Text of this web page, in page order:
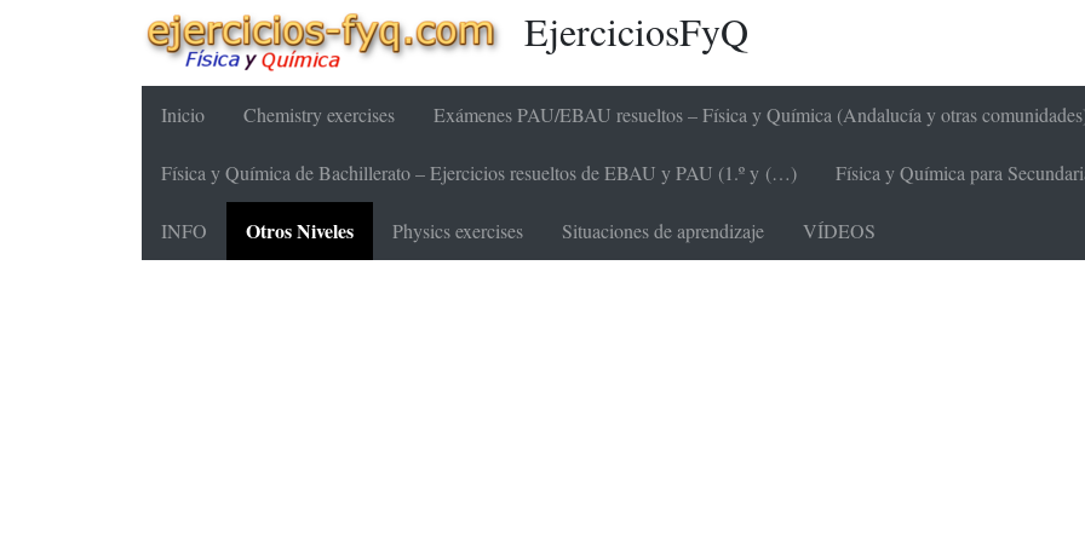
EjerciciosFyQ
Inicio Chemistry exercises Exámenes PAU/EBAU resueltos – Física y Química (Andalucía y otras
Física y Química de Bachillerato – Ejercicios resueltos de EBAU y PAU (1.º y (…) Física y Química para
INFO Otros Niveles Physics exercises Situaciones de aprendizaje VÍDEOS